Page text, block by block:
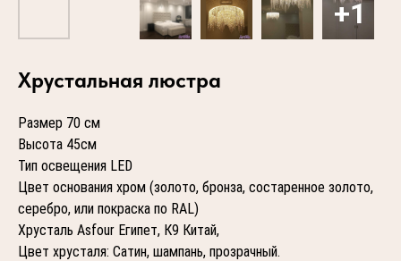
Хрустальная люстра
Размер 70 см
Высота 45см
Тип освещения LED
Цвет основания хром (золото, бронза, состаренное золото,
серебро, или покраска по RAL)
Хрусталь Asfour Египет, К9 Китай,
Цвет хрусталя: Сатин, шампань, прозрачный.